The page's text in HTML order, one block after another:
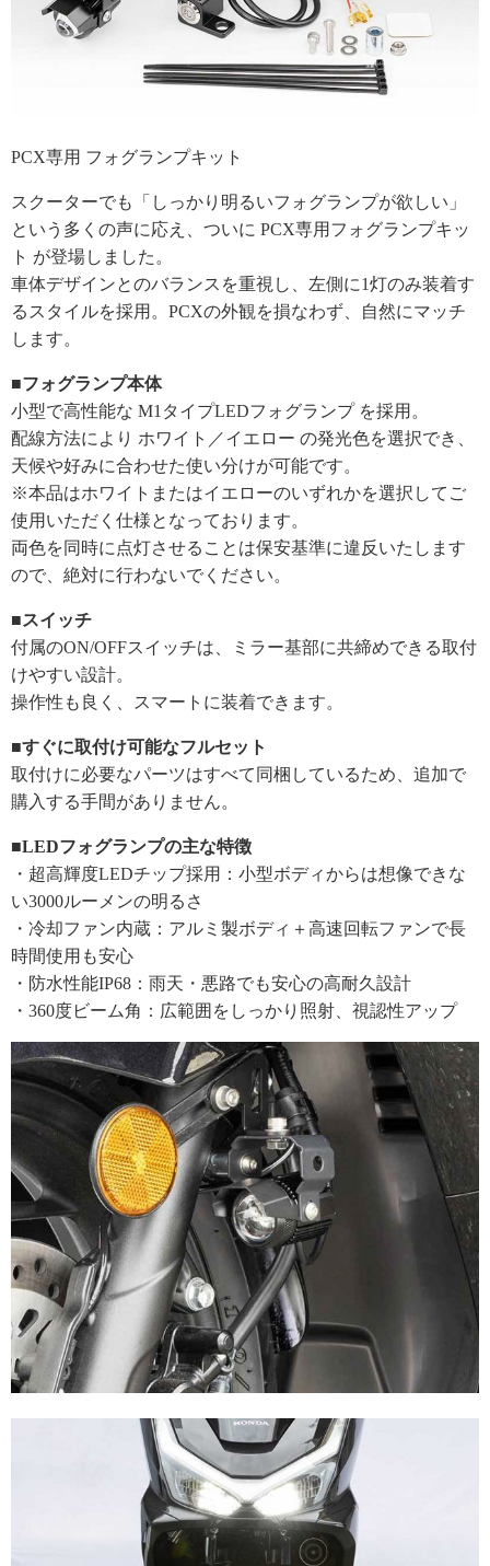
PCX専用 フォグランプキット
スクーターでも「しっかり明るいフォグランプが欲しい」
という多くの声に応え、ついに PCX専用フォグランプキッ
ト が登場しました。
車体デザインとのバランスを重視し、左側に1灯のみ装着す
るスタイルを採用。PCXの外観を損なわず、自然にマッチ
します。
■フォグランプ本体
小型で高性能な M1タイプLEDフォグランプ を採用。
配線方法により ホワイト／イエロー の発光色を選択でき、
天候や好みに合わせた使い分けが可能です。
※本品はホワイトまたはイエローのいずれかを選択してご
使用いただく仕様となっております。
両色を同時に点灯させることは保安基準に違反いたします
ので、絶対に行わないでください。
■スイッチ
付属のON/OFFスイッチは、ミラー基部に共締めできる取付
けやすい設計。
操作性も良く、スマートに装着できます。
■すぐに取付け可能なフルセット
取付けに必要なパーツはすべて同梱しているため、追加で
購入する手間がありません。
■LEDフォグランプの主な特徴
・超高輝度LEDチップ採用：小型ボディからは想像できな
い3000ルーメンの明るさ
・冷却ファン内蔵：アルミ製ボディ＋高速回転ファンで長
時間使用も安心
・防水性能IP68：雨天・悪路でも安心の高耐久設計
・360度ビーム角：広範囲をしっかり照射、視認性アップ